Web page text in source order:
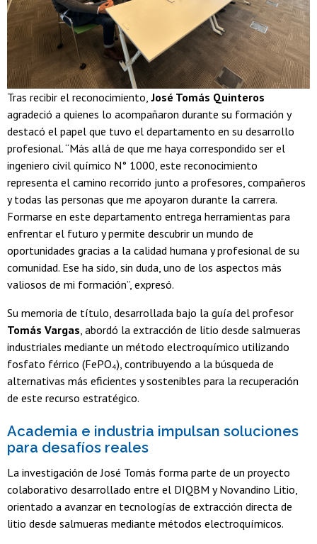
Tras recibir el reconocimiento, José Tomás Quinteros
agradeció a quienes lo acompañaron durante su formación y
destacó el papel que tuvo el departamento en su desarrollo
profesional. “Más allá de que me haya correspondido ser el
ingeniero civil químico N° 1000, este reconocimiento
representa el camino recorrido junto a profesores, compañeros
y todas las personas que me apoyaron durante la carrera.
Formarse en este departamento entrega herramientas para
enfrentar el futuro y permite descubrir un mundo de
oportunidades gracias a la calidad humana y profesional de su
comunidad. Ese ha sido, sin duda, uno de los aspectos más
valiosos de mi formación”, expresó.
Su memoria de título, desarrollada bajo la guía del profesor
Tomás Vargas , abordó la extracción de litio desde salmueras
industriales mediante un método electroquímico utilizando
fosfato férrico (FePO₄), contribuyendo a la búsqueda de
alternativas más eficientes y sostenibles para la recuperación
de este recurso estratégico.
Academia e industria impulsan soluciones
para desafíos reales
La investigación de José Tomás forma parte de un proyecto
colaborativo desarrollado entre el DIQBM y Novandino Litio,
orientado a avanzar en tecnologías de extracción directa de
litio desde salmueras mediante métodos electroquímicos.